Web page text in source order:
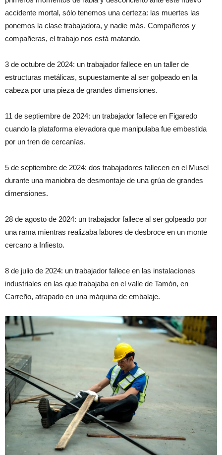
accidente mortal, sólo tenemos una certeza: las muertes las
ponemos la clase trabajadora, y nadie más. Compañeros y
compañeras, el trabajo nos está matando.
3 de octubre de 2024: un trabajador fallece en un taller de
estructuras metálicas, supuestamente al ser golpeado en la
cabeza por una pieza de grandes dimensiones.
11 de septiembre de 2024: un trabajador fallece en Figaredo
cuando la plataforma elevadora que manipulaba fue embestida
por un tren de cercanías.
5 de septiembre de 2024: dos trabajadores fallecen en el Musel
durante una maniobra de desmontaje de una grúa de grandes
dimensiones.
28 de agosto de 2024: un trabajador fallece al ser golpeado por
una rama mientras realizaba labores de desbroce en un monte
cercano a Infiesto.
8 de julio de 2024: un trabajador fallece en las instalaciones
industriales en las que trabajaba en el valle de Tamón, en
Carreño, atrapado en una máquina de embalaje.